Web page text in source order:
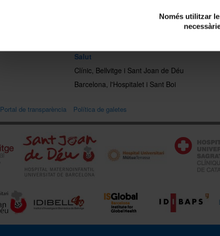
Només utilitzar
Salut
Clínic, Bellvitge i Sant Joan de Déu
Barcelona, l'Hospitalet i Sant Boi
Portal de transparència Política de galetes